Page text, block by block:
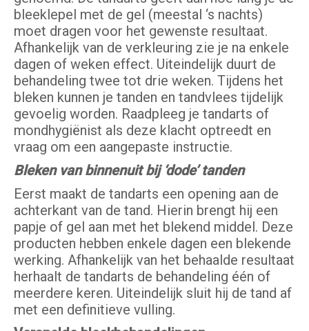
bleeklepel met de gel (meestal ‘s nachts)
moet dragen voor het gewenste resultaat.
Afhankelijk van de verkleuring zie je na enkele
dagen of weken effect. Uiteindelijk duurt de
behandeling twee tot drie weken. Tijdens het
bleken kunnen je tanden en tandvlees tijdelijk
gevoelig worden. Raadpleeg je tandarts of
mondhygiënist als deze klacht optreedt en
vraag om een aangepaste instructie.
Bleken van binnenuit bij ‘dode’ tanden
Eerst maakt de tandarts een opening aan de
achterkant van de tand. Hierin brengt hij een
papje of gel aan met het blekend middel. Deze
producten hebben enkele dagen een blekende
werking. Afhankelijk van het behaalde resultaat
herhaalt de tandarts de behandeling één of
meerdere keren. Uiteindelijk sluit hij de tand af
met een definitieve vulling.